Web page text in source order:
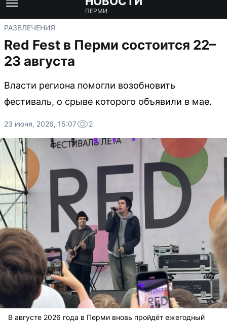
ПЕРМИ
РАЗВЛЕЧЕНИЯ
Red Fest в Перми состоится 22–
23 августа
Власти региона помогли возобновить
фестиваль, о срыве которого объявили в мае.
23 июня, 2026, 15:07 2
В августе 2026 года в Перми вновь пройдёт ежегодный